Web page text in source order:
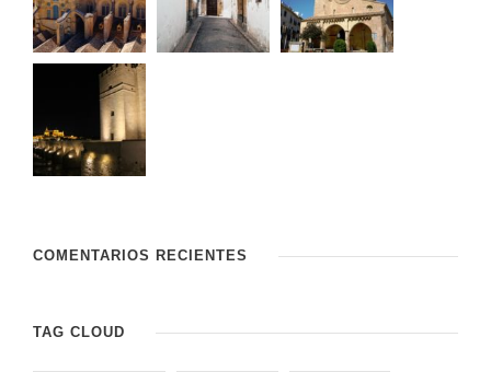
COMENTARIOS RECIENTES
TAG CLOUD